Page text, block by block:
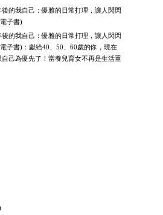
的我自己：優雅的日常打理，讓人閃閃
子書)
的我自己：優雅的日常打理，讓人閃閃
子書)：獻給40、50、60歲的你，現在
自己為優先了！當養兒育女不再是生活重